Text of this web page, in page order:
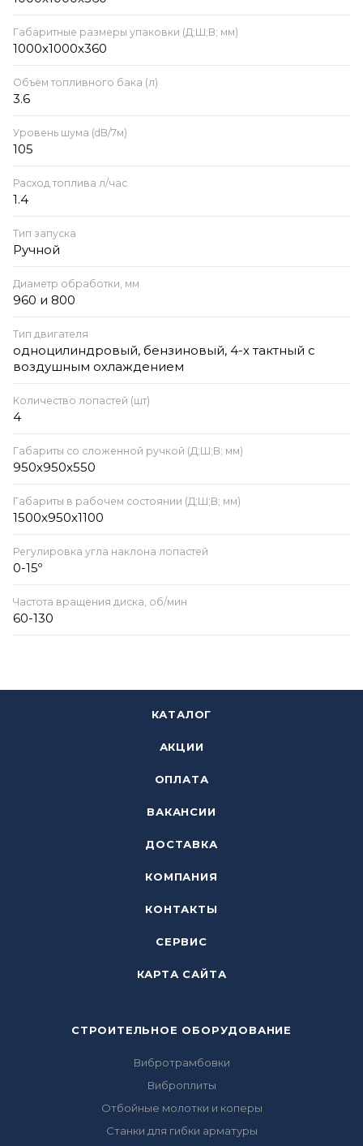
Габаритные размеры упаковки (Д;Ш;В; мм)
1000х1000х360
Объём топливного бака (л)
3.6
Уровень шума (dB/7м)
105
Расход топлива л/час
1.4
Тип запуска
Ручной
Диаметр обработки, мм
960 и 800
Тип двигателя
одноцилиндровый, бензиновый, 4-х тактный с
воздушным охлаждением
Количество лопастей (шт)
4
Габариты со сложенной ручкой (Д;Ш;В; мм)
950х950х550
Габариты в рабочем состоянии (Д;Ш;В; мм)
1500х950х1100
Регулировка угла наклона лопастей
0-15º
Частота вращения диска, об/мин
60-130
КАТАЛОГ
АКЦИИ
ОПЛАТА
ВАКАНСИИ
ДОСТАВКА
КОМПАНИЯ
КОНТАКТЫ
СЕРВИС
КАРТА САЙТА
СТРОИТЕЛЬНОЕ ОБОРУДОВАНИЕ
Вибротрамбовки
Виброплиты
Отбойные молотки и коперы
Станки для гибки арматуры